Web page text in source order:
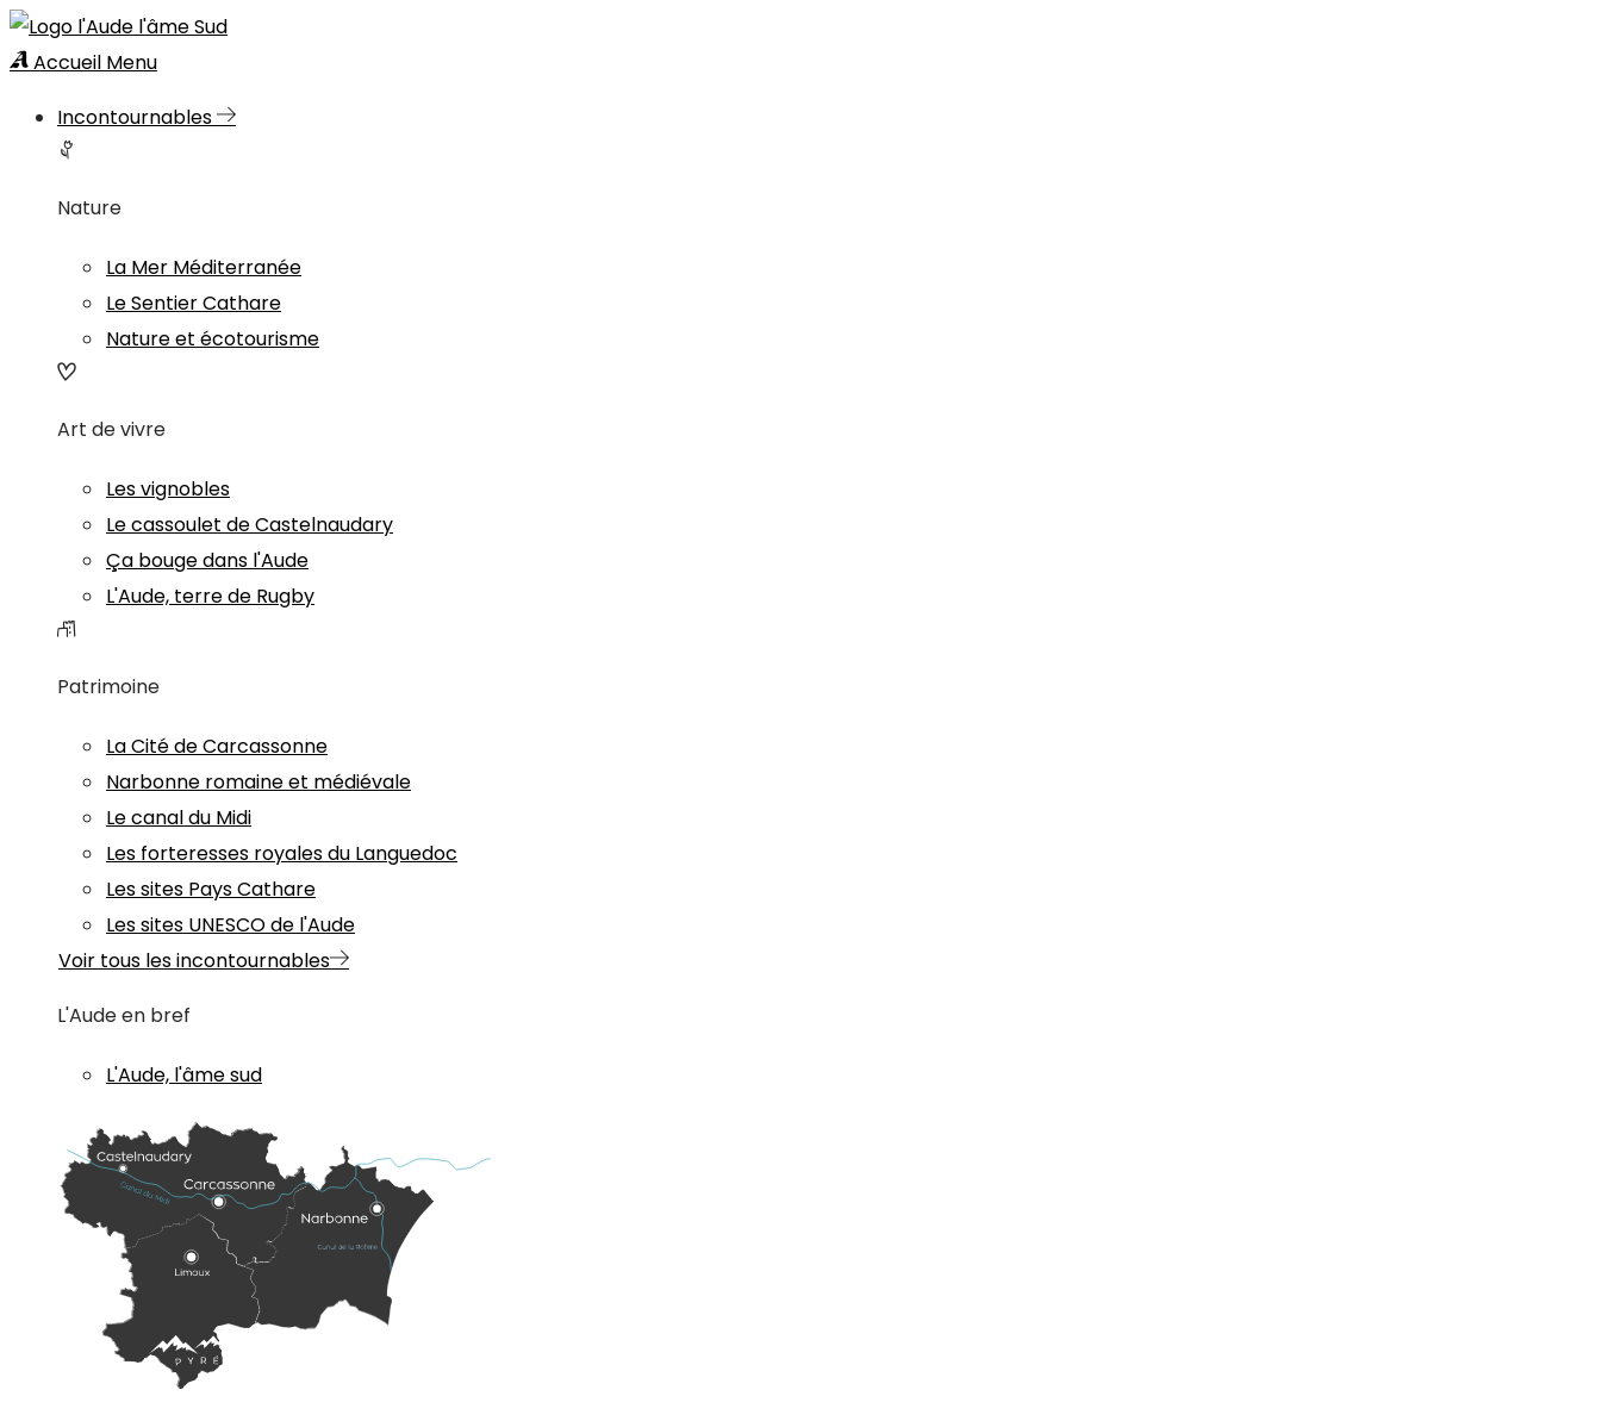
Accueil Menu
Incontournables
Nature
La Mer Méditerranée
Le Sentier Cathare
Nature et écotourisme
Art de vivre
Les vignobles
Le cassoulet de Castelnaudary
Ça bouge dans l'Aude
L'Aude, terre de Rugby
Patrimoine
La Cité de Carcassonne
Narbonne romaine et médiévale
Le canal du Midi
Les forteresses royales du Languedoc
Les sites Pays Cathare
Les sites UNESCO de l'Aude
Voir tous les incontournables
L'Aude en bref
L'Aude, l'âme sud